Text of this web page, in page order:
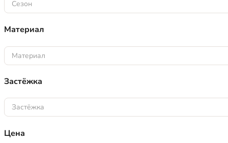
Сезон
Материал
Материал
Застёжка
Застёжка
Цена